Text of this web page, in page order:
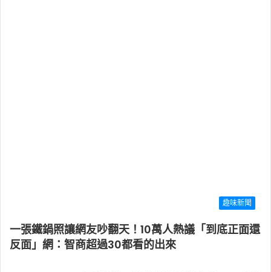
趣味新聞
一張鐵鍋照讓網友吵翻天！10萬人熱議「到底正面還
反面」網：智商超過30都看的出來